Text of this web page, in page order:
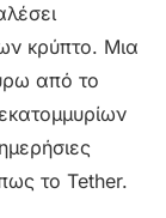
κρύπτο. Μια
από το
το Tether.